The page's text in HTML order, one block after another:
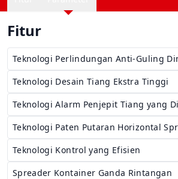
Fitur
Teknologi Perlindungan Anti-Guling
Teknologi Desain Tiang Ekstra Tinggi
Teknologi Alarm Penjepit Tiang yang
Teknologi Paten Putaran Horizontal
Teknologi Kontrol yang Efisien
Spreader Kontainer Ganda Rintangan